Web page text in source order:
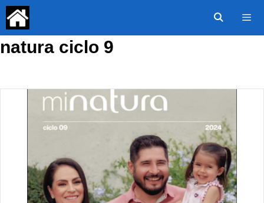
Saltar
contenido
natura ciclo 9